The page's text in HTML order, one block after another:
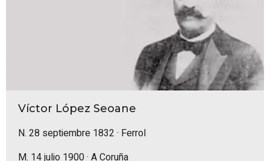
Víctor López Seoane
N. 28 septiembre 1832 · Ferrol
M. 14 julio 1900 · A Coruña